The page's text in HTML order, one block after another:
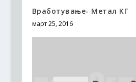
Вработување- Метал КГ
март 25, 2016